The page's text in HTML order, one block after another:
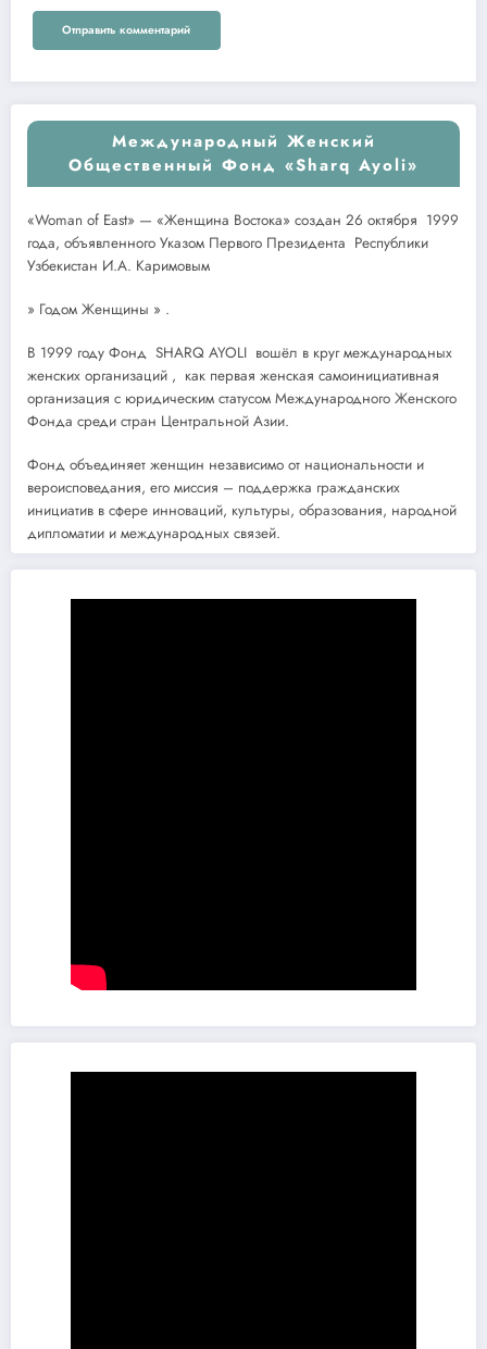
Международный Женский
Общественный Фонд «Sharq Ayoli»
«Woman of East» — «Женщина Востока» создан 26 октября 1999
года, объявленного Указом Первого Президента Республики
Узбекистан И.А. Каримовым
» Годом Женщины » .
В 1999 году Фонд SHARQ AYOLI вошёл в круг международных
женских организаций , как первая женская самоинициативная
организация с юридическим статусом Международного Женского
Фонда среди стран Центральной Азии.
Фонд объединяет женщин независимо от национальности и
вероисповедания, его миссия – поддержка гражданских
инициатив в сфере инноваций, культуры, образования, народной
дипломатии и международных связей.